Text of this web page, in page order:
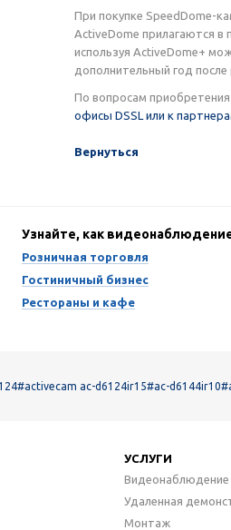
При покупке SpeedDome-
ActiveDome прилагаются в
используя ActiveDome+
дополнительный год после
По вопросам
офисы DSSL или к
Вернуться
Узнайте, как
Розничная торговля
Гостиничный бизнес
Рестораны и кафе
#activecam ac-d6124ir15#ac-d6144ir10
УСЛУГИ
Удаленная
Монтаж